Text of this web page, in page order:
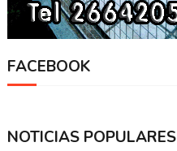
FACEBOOK
NOTICIAS POPULARES